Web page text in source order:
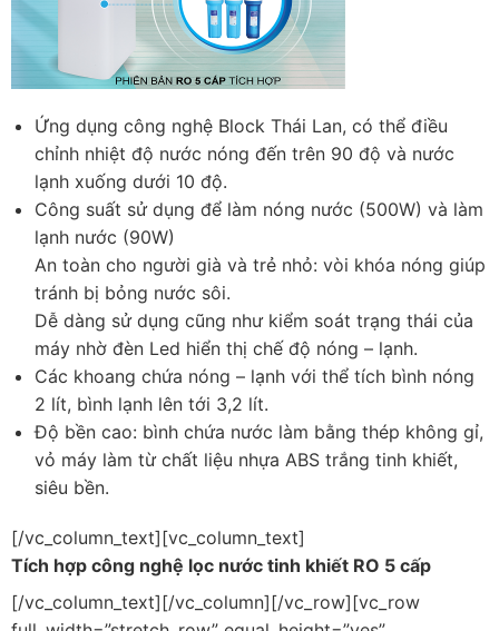
Ứng dụng công nghệ Block Thái Lan, có thể điều
chỉnh nhiệt độ nước nóng đến trên 90 độ và nước
lạnh xuống dưới 10 độ.
Công suất sử dụng để làm nóng nước (500W) và làm
lạnh nước (90W)
An toàn cho người già và trẻ nhỏ: vòi khóa nóng giúp
tránh bị bỏng nước sôi.
Dễ dàng sử dụng cũng như kiểm soát trạng thái của
máy nhờ đèn Led hiển thị chế độ nóng – lạnh.
Các khoang chứa nóng – lạnh với thể tích bình nóng
2 lít, bình lạnh lên tới 3,2 lít.
Độ bền cao: bình chứa nước làm bằng thép không gỉ,
vỏ máy làm từ chất liệu nhựa ABS trắng tinh khiết,
siêu bền.
[/vc_column_text][vc_column_text]
Tích hợp công nghệ lọc nước tinh khiết RO 5 cấp
[/vc_column_text][/vc_column][/vc_row][vc_row